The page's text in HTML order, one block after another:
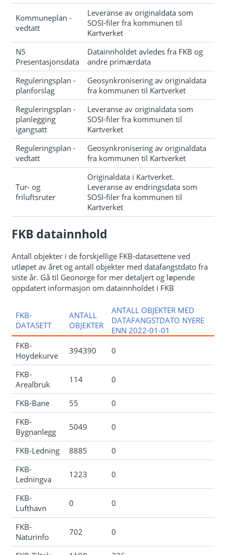
Kommuneplan -
vedtatt
Leveranse av originaldata som
SOSI-filer fra kommunen til
Kartverket
N5
Presentasjonsdata
Datainnholdet avledes fra FKB og
andre primærdata
Reguleringsplan -
planforslag
Geosynkronisering av originaldata
fra kommunen til Kartverket
Reguleringsplan -
planlegging
igangsatt
Leveranse av originaldata som
SOSI-filer fra kommunen til
Kartverket
Reguleringsplan -
vedtatt
Geosynkronisering av originaldata
fra kommunen til Kartverket
Tur- og
friluftsruter
Originaldata i Kartverket.
Leveranse av endringsdata som
SOSI-filer fra kommunen til
Kartverket
FKB datainnhold
Antall objekter i de forskjellige FKB-datasettene ved
utløpet av året og antall objekter med datafangstdato fra
siste år. Gå til Geonorge for mer detaljert og løpende
oppdatert informasjon om datainnholdet i FKB
FKB-
DATASETT
ANTALL
OBJEKTER
ANTALL OBJEKTER MED
DATAFANGSTDATO NYERE
ENN 2022-01-01
FKB-
Hoydekurve
394390 0
FKB-
Arealbruk
114 0
FKB-Bane 55
0
FKB-
Bygnanlegg
5049 0
FKB-Ledning 8885
0
FKB-
Ledningva
1223 0
FKB-
Lufthavn
0 0
FKB-
Naturinfo
702 0